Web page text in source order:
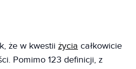
że w kwestii życia całkowicie
Pomimo 123 definicji, z